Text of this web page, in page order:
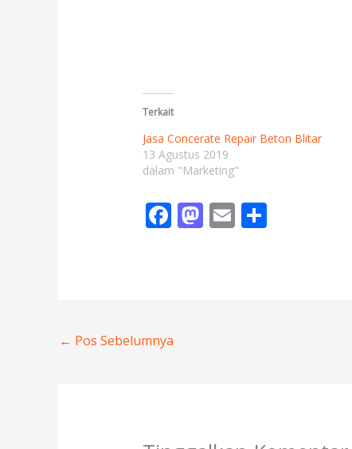
Terkait
Jasa Concerate Repair Beton Blitar
13 Agustus 2019
dalam "Marketing"
F
o
M E S
← Pos Sebelumnya